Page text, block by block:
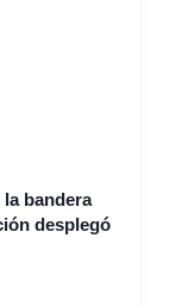
bandera
desplegó